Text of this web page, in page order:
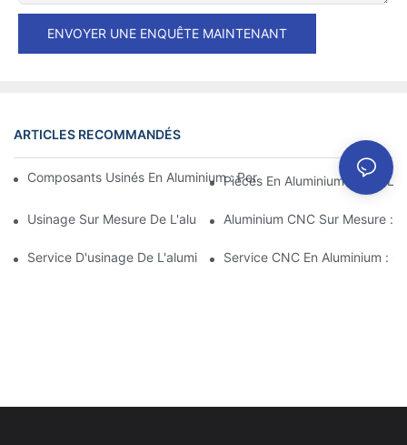
ENVOYER UNE ENQUÊTE MAINTENANT
ARTICLES RECOMMANDÉS
Composants Usinés En Aluminium : Personnalisation Pour Les
Pièces En Aluminium CNC :
Usinage Sur Mesure De L'aluminium : Découverte Des
Aluminium CNC Sur Mesure :
Service D'usinage De L'aluminium : Gestion De Projet Complète
Service CNC En Aluminium :